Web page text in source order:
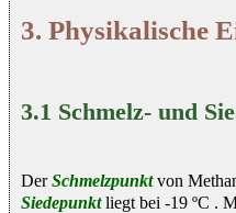
3. Physikalische
3.1 Schmelz- und
DerSchmelzpunktvon
Siedepunktliegt bei -19 ºC .